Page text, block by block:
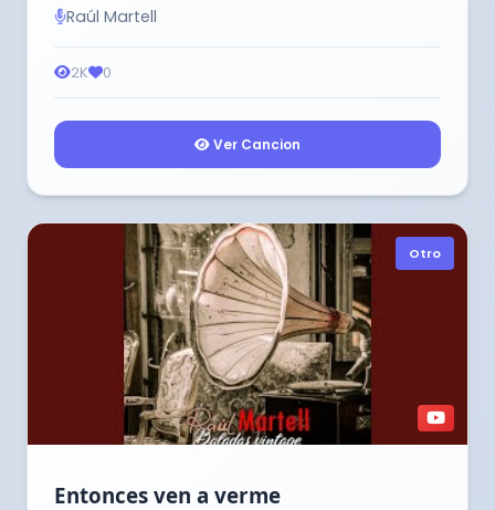
Raúl Martell
2K 0
Ver Cancion
Otro
Entonces ven a verme